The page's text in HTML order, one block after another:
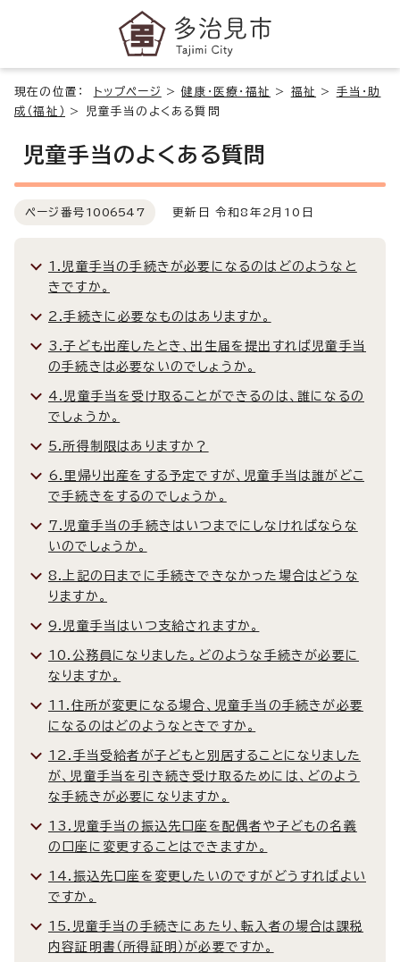
現在の位置： トップページ >健康・医療・福祉 > 福祉 > 手当・助
成（福祉）
> 児童手当のよくある質問
児童手当のよくある質問
ページ番号 1006547 更新日 令和8年2月10日
1.児童手当の手続きが必要になるのはどのようなと
きですか。
2.手続きに必要なものはありますか。
3.子ども出産したとき、出生届を提出すれば児童手当
の手続きは必要ないのでしょうか。
4.児童手当を受け取ることができるのは、誰になるの
でしょうか。
5.所得制限はありますか？
6.里帰り出産をする予定ですが、児童手当は誰がどこ
で手続きをするのでしょうか。
7.児童手当の手続きはいつまでにしなければならな
いのでしょうか。
8.上記の日までに手続きできなかった場合はどうな
りますか。
9.児童手当はいつ支給されますか。
10.公務員になりました。どのような手続きが必要に
なりますか。
11.住所が変更になる場合、児童手当の手続きが必要
になるのはどのようなときですか。
12.手当受給者が子どもと別居することになりました
が、児童手当を引き続き受け取るためには、どのよう
な手続きが必要になりますか。
13.児童手当の振込先口座を配偶者や子どもの名義
の口座に変更することはできますか。
14.振込先口座を変更したいのですがどうすればよい
ですか。
15.児童手当の手続きにあたり、転入者の場合は課税
内容証明書（所得証明）が必要ですか。